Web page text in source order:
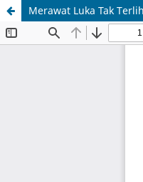
Merawat Luka Tak